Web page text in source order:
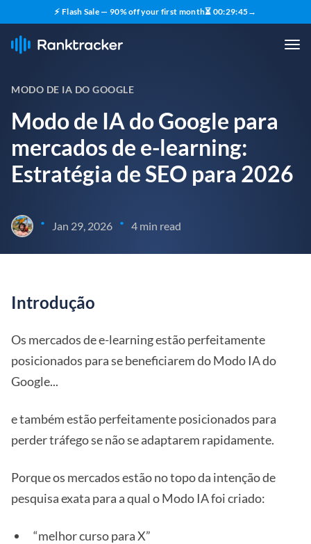
⚡ Flash Sale — 90% off your first month⏳ 00:29:44→
MODO DE IA DO GOOGLE
Modo de IA do Google para
mercados de e-learning:
Estratégia de SEO para 2026
• Jan 29, 2026 • 4 min read
Introdução
Os mercados de e-learning estão perfeitamente
posicionados para se beneficiarem do Modo IA do
Google...
e também estão perfeitamente posicionados para
perder tráfego se não se adaptarem rapidamente.
Porque os mercados estão no topo da intenção de
pesquisa exata para a qual o Modo IA foi criado:
“melhor curso para X”